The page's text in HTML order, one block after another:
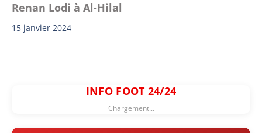
Renan Lodi à Al-Hilal
15 janvier 2024
INFO FOOT 24/24
Chargement...